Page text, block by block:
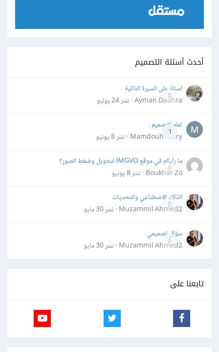
أحدث أسئلة التصميم
0
اسئلة على السيرة الذاتية
Ayman Daahra · نشر
24 يوليو
1
تعلم التصميم .
Mamdouh Khiry · نشر
8 يونيو
0
ما رأيكم في موقع IMGVO لتحويل وضغط الصور؟
Boukhar Zo · نشر
8 يونيو
0
الذكاء الاصطناعي والتحديات
Muzammil Ahmed2 · نشر
30 مايو
0
سؤال تصميمي
Muzammil Ahmed2 · نشر
30 مايو
تابعنا على